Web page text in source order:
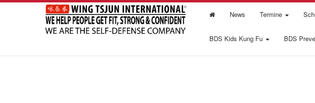
News Termine
BDS Kids Kung Fu BDS